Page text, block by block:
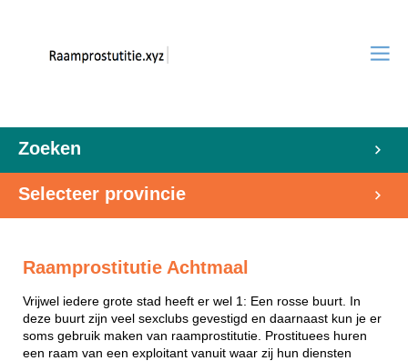
Zoeken
Selecteer provincie
Raamprostitutie Achtmaal
Vrijwel iedere grote stad heeft er wel 1: Een rosse buurt. In
deze buurt zijn veel sexclubs gevestigd en daarnaast kun je er
soms gebruik maken van raamprostitutie. Prostituees huren
een raam van een exploitant vanuit waar zij hun diensten